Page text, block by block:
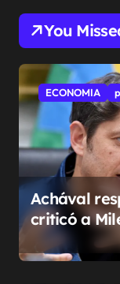
You
ECONOMIA
Achával
criticó a